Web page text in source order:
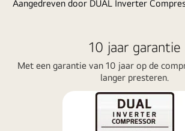
Aangedreven door DUAL Inverter
10 jaar garantie
Met een garantie van 10 jaar op de
langer presteren.